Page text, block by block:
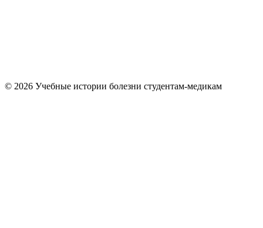
© 2026 Учебные истории болезни студентам-медикам